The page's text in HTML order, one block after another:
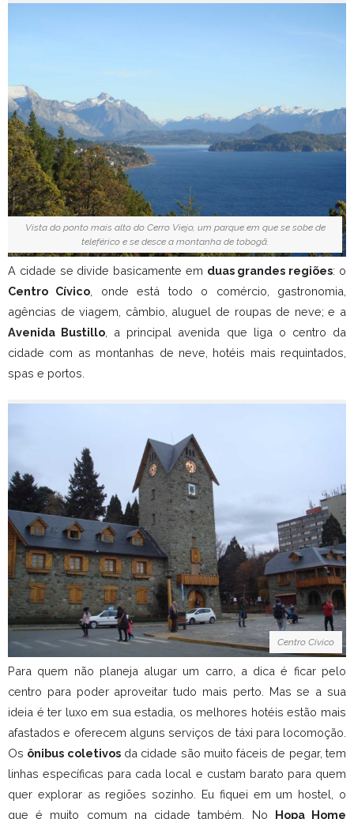
Vista do ponto mais alto do Cerro Viejo, um parque em que se sobe de
teleférico e se desce a montanha de tobogã.
A cidade se divide basicamente em duas grandes regiões: o
Centro Cívico , onde está todo o comércio, gastronomia,
agências de viagem, câmbio, aluguel de roupas de neve; e a
Avenida Bustillo , a principal avenida que liga o centro da
cidade com as montanhas de neve, hotéis mais requintados,
spas e portos.
Centro Cívico
Para quem não planeja alugar um carro, a dica é ficar pelo
centro para poder aproveitar tudo mais perto. Mas se a sua
ideia é ter luxo em sua estadia, os melhores hotéis estão mais
afastados e oferecem alguns serviços de táxi para locomoção.
Os ônibus coletivosda cidade são muito fáceis de pegar, tem
linhas específicas para cada local e custam barato para quem
quer explorar as regiões sozinho. Eu fiquei em um hostel, o
que é muito comum na cidade também. No Hopa Home